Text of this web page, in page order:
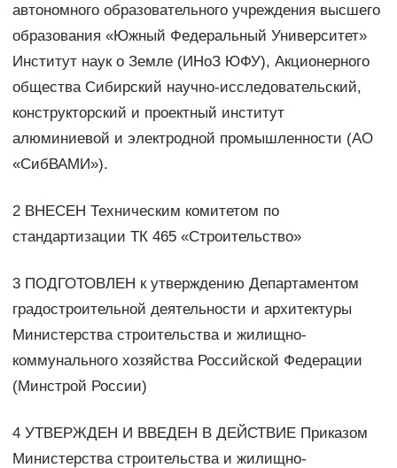
автономного образовательного учреждения высшего
образования «Южный Федеральный Университет»
Институт наук о Земле (ИНоЗ ЮФУ), Акционерного
общества Сибирский научно-исследовательский,
конструкторский и проектный институт
алюминиевой и электродной промышленности (АО
«СибВАМИ»).
2 ВНЕСЕН Техническим комитетом по
стандартизации ТК 465 «Строительство»
3 ПОДГОТОВЛЕН к утверждению Департаментом
градостроительной деятельности и архитектуры
Министерства строительства и жилищно-
коммунального хозяйства Российской Федерации
(Минстрой России)
4 УТВЕРЖДЕН И ВВЕДЕН В ДЕЙСТВИЕ Приказом
Министерства строительства и жилищно-